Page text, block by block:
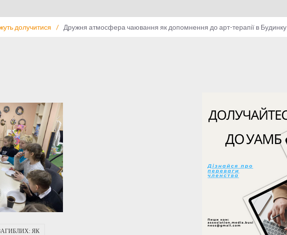
долучитися / Дружня атмосфера чаювання як допомнення до арт-терапії в Будинку
ЯК